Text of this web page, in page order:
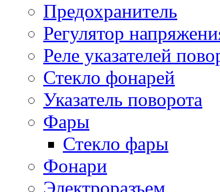
Предохранитель
Регулятор
Реле указателей
Стекло фонарей
Указатель поворота
Фары
Стекло фары
Фонари